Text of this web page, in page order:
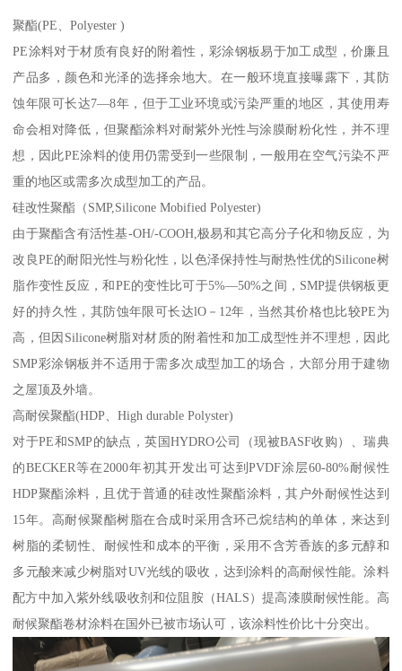
聚酯(PE、Polyester )
PE涂料对于材质有良好的附着性，彩涂钢板易于加工成型，价廉且
产品多，颜色和光泽的选择余地大。在一般环境直接曝露下，其防
蚀年限可长达7—8年，但于工业环境或污染严重的地区，其使用寿
命会相对降低，但聚酯涂料对耐紫外光性与涂膜耐粉化性，并不理
想，因此PE涂料的使用仍需受到一些限制，一般用在空气污染不严
重的地区或需多次成型加工的产品。
硅改性聚酯（SMP,Silicone Mobified Polyester)
由于聚酯含有活性基-OH/-COOH,极易和其它高分子化和物反应，为
改良PE的耐阳光性与粉化性，以色泽保持性与耐热性优的Silicone树
脂作变性反应，和PE的变性比可于5%—50%之间，SMP提供钢板更
好的持久性，其防蚀年限可长达lO－12年，当然其价格也比较PE为
高，但因Silicone树脂对材质的附着性和加工成型性并不理想，因此
SMP彩涂钢板并不适用于需多次成型加工的场合，大部分用于建物
之屋顶及外墙。
高耐侯聚酯(HDP、High durable Polyster)
对于PE和SMP的缺点，英国HYDRO公司（现被BASF收购）、瑞典
的BECKER等在2000年初其开发出可达到PVDF涂层60-80%耐候性
HDP聚酯涂料，且优于普通的硅改性聚酯涂料，其户外耐候性达到
15年。高耐候聚酯树脂在合成时采用含环己烷结构的单体，来达到
树脂的柔韧性、耐候性和成本的平衡，采用不含芳香族的多元醇和
多元酸来减少树脂对UV光线的吸收，达到涂料的高耐候性能。涂料
配方中加入紫外线吸收剂和位阻胺（HALS）提高漆膜耐候性能。高
耐候聚酯卷材涂料在国外已被市场认可，该涂料性价比十分突出。